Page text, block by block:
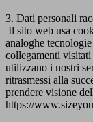
3. Dati personali
Il sito web usa
analoghe
collegamenti visitati
utilizzano i nostri
ritrasmessi alla
prendere visione
https://